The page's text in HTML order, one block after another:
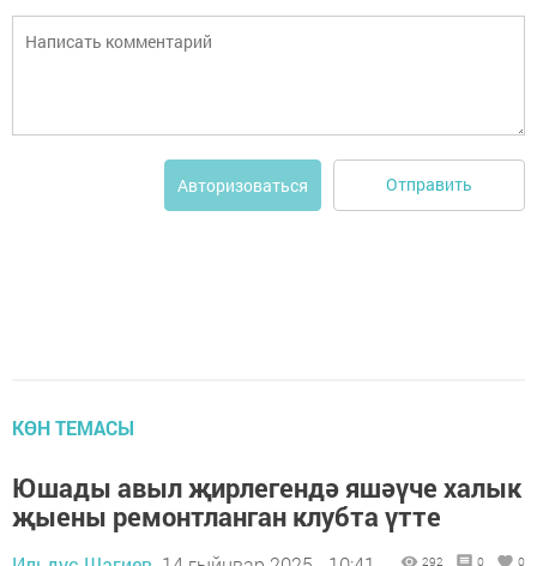
Авторизоваться Отправить
КӨН ТЕМАСЫ
Юшады авыл җирлегендә яшәүче халык
җыены ремонтланган клубта үтте
292 0 0